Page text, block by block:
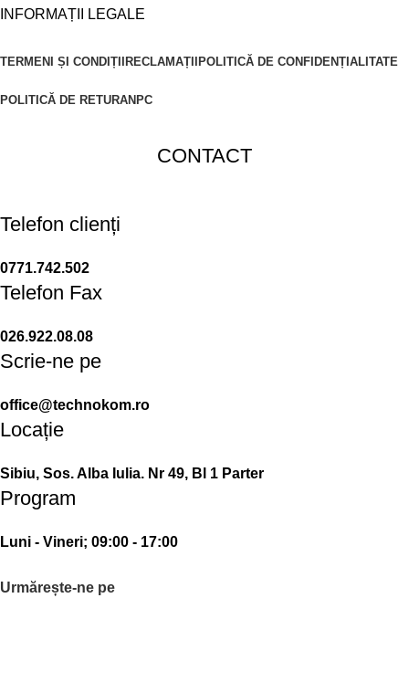
INFORMAȚII LEGALE
TERMENI ȘI CONDIȚIIRECLAMAȚIIPOLITICĂ DE CONFIDENȚIALITATE
POLITICĂ DE RETURANPC
CONTACT
Telefon clienți
0771.742.502
Telefon Fax
026.922.08.08
Scrie-ne pe
office@technokom.ro
Locație
Sibiu, Sos. Alba Iulia. Nr 49, Bl 1 Parter
Program
Luni - Vineri; 09:00 - 17:00
Urmărește-ne pe